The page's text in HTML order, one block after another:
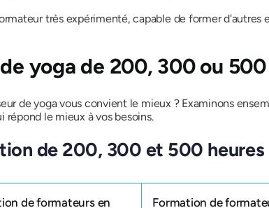
très expérimenté, capable de former d'autres
yoga de 200, 300 ou
de yoga vous convient le mieux ? Examinons
le mieux à vos besoins.
de 200, 300 et 500 heures
de formateurs en
Formation de